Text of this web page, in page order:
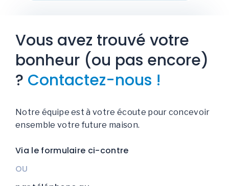
Vous avez trouvé votre
bonheur (ou pas encore)
? Contactez-nous !
Notre équipe est à votre écoute pour concevoir
ensemble votre future maison.
Via le formulaire ci-contre
OU